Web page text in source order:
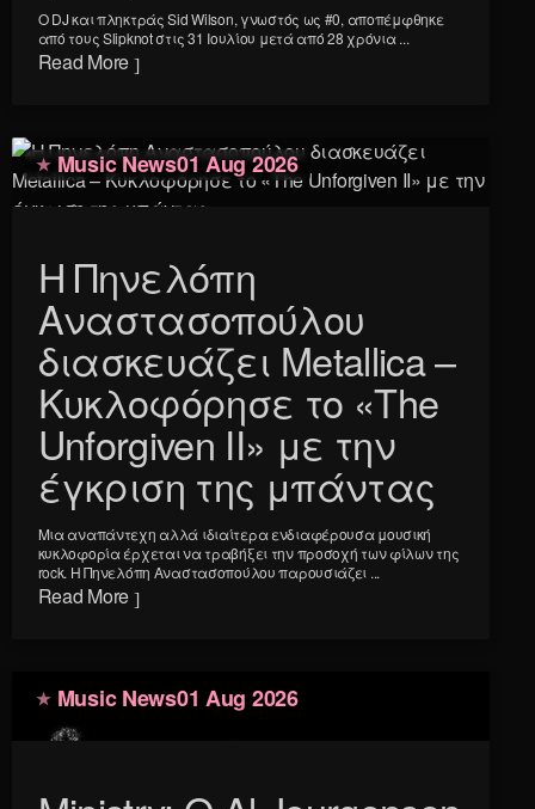
Ο DJ και πληκτράς Sid Wilson, γνωστός ως #0, αποπέμφθηκε
από τους Slipknot στις 31 Ιουλίου μετά από 28 χρόνια ...
Read More
Music News01 Aug 2026
Η Πηνελόπη
Αναστασοπούλου
διασκευάζει Metallica –
Κυκλοφόρησε το «The
Unforgiven II» με την
έγκριση της μπάντας
Μια αναπάντεχη αλλά ιδιαίτερα ενδιαφέρουσα μουσική
κυκλοφορία έρχεται να τραβήξει την προσοχή των φίλων της
rock. Η Πηνελόπη Αναστασοπούλου παρουσιάζει ...
Read More
Music News01 Aug 2026